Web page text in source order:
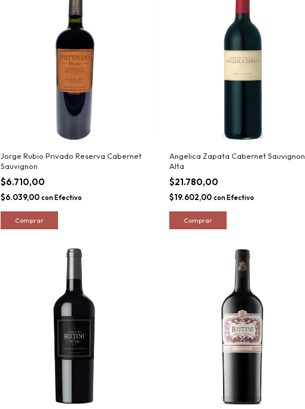
Jorge Rubio Privado Reserva Cabernet
Sauvignon
$6.710,00
$6.039,00con Efectivo
Angelica Zapata Cabernet Sauvignon
Alta
$21.780,00
$19.602,00 con Efectivo